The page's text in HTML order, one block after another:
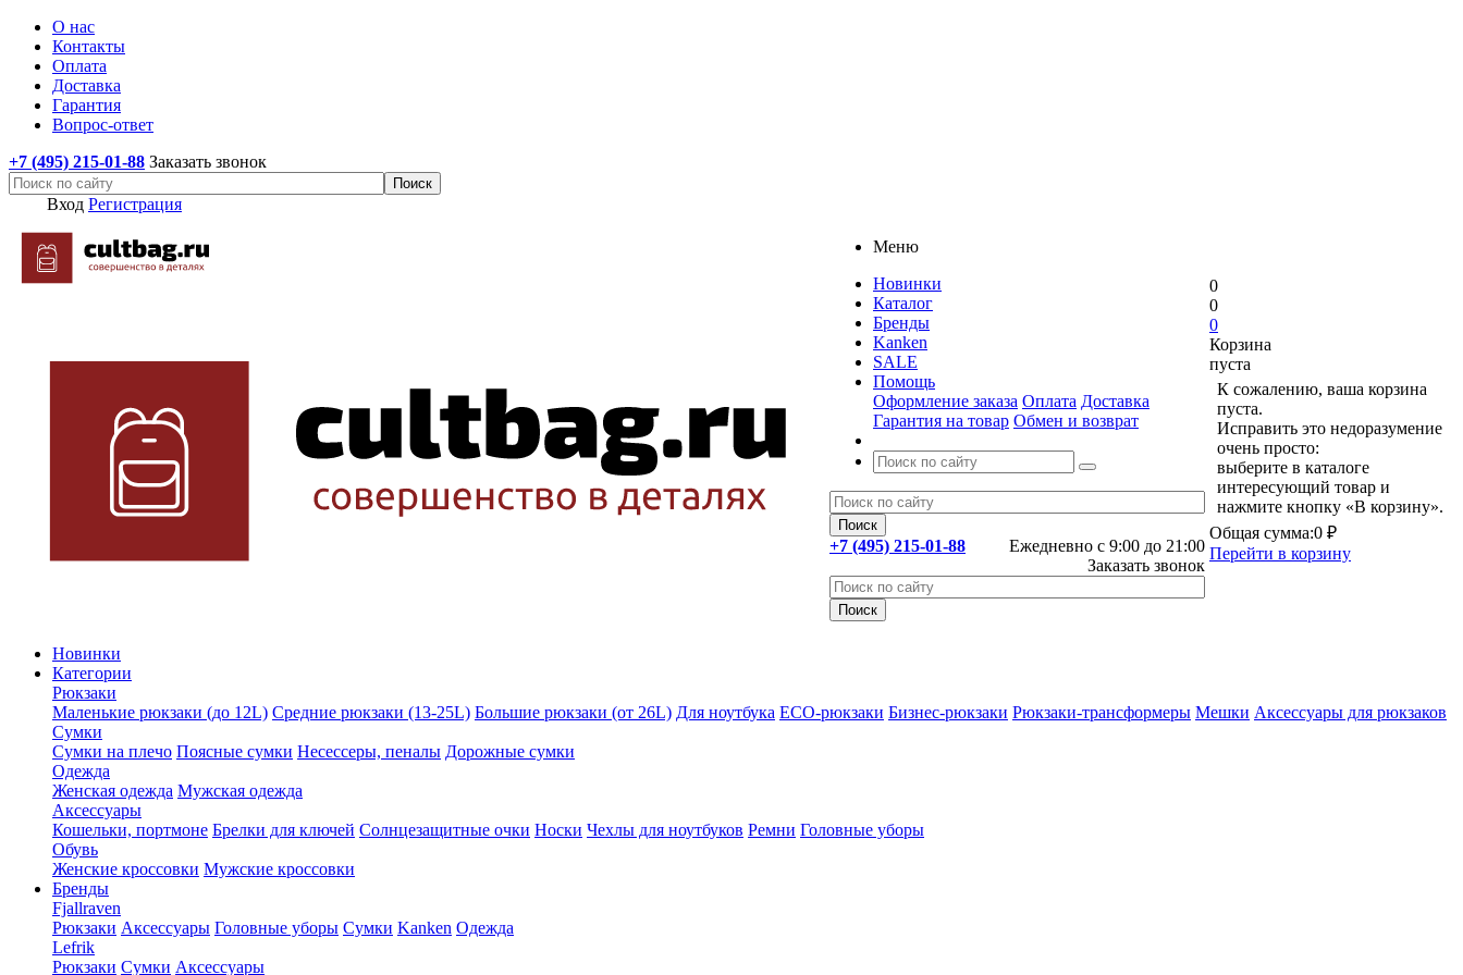
О нас
Контакты
Оплата
Доставка
Гарантия
Вопрос-ответ
+7 (495) 215-01-88 Заказать звонок
Вход Регистрация
Меню
Новинки
Каталог
Бренды
Kanken
SALE
Помощь
Оформление заказа Оплата Доставка
Гарантия на товар Обмен и возврат
Ежедневно с 9:00 до 21:00
+7 (495) 215-01-88
Заказать звонок
0
0
0
Корзина
пуста
К сожалению, ваша корзина
пуста.
Исправить это недоразумение
очень просто:
выберите в каталоге
интересующий товар и
нажмите кнопку «В корзину».
Общая сумма:0 ₽
Перейти в корзину
Новинки
Категории
Рюкзаки
Маленькие рюкзаки (до 12L) Средние рюкзаки (13-25L) Большие рюкзаки (от 26L) Для ноутбука ECO-рюкзаки Бизнес-рюкзаки Рюкзаки-трансформеры Мешки Аксессуары для рюкзаков
Сумки
Сумки на плечо Поясные сумки Несессеры, пеналы Дорожные сумки
Одежда
Женская одежда Мужская одежда
Аксессуары
Кошельки, портмоне Брелки для ключей Солнцезащитные очки Носки Чехлы для ноутбуков Ремни Головные уборы
Обувь
Женские кроссовки Мужские кроссовки
Бренды
Fjallraven
Рюкзаки Аксессуары Головные уборы Сумки Kanken Одежда
Lefrik
Рюкзаки Сумки Аксессуары